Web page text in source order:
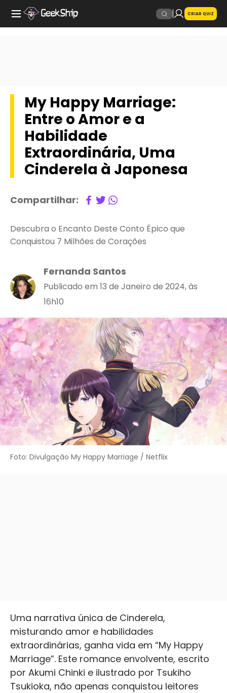
CRIAR QUIZ
My Happy Marriage:
Entre o Amor e a
Habilidade
Extraordinária, Uma
Cinderela à Japonesa
Compartilhar:
Descubra o Encanto Deste Conto Épico que
Conquistou 7 Milhões de Corações
Fernanda Santos
Publicado em 13 de Janeiro de 2024, às
16h10
Foto: Divulgação My Happy Marriage / Netflix
Uma narrativa única de Cinderela,
misturando amor e habilidades
extraordinárias, ganha vida em “My Happy
Marriage”. Este romance envolvente, escrito
por Akumi Chinki e ilustrado por Tsukiho
Tsukioka, não apenas conquistou leitores